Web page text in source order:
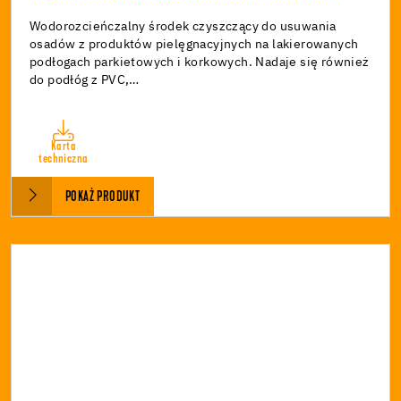
Wodorozcieńczalny środek czyszczący do usuwania
osadów z produktów pielęgnacyjnych na lakierowanych
podłogach parkietowych i korkowych. Nadaje się również
do podłóg z PVC,…
Karta
techniczna
POKAŻ PRODUKT